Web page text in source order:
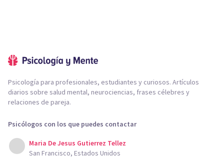
Psicología para profesionales, estudiantes y curiosos. Artículos
diarios sobre salud mental, neurociencias, frases célebres y
relaciones de pareja.
Psicólogos con los que puedes contactar
Maria De Jesus Gutierrez Tellez
San Francisco, Estados Unidos